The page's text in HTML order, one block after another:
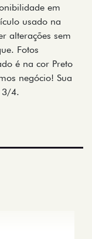
em
usado na
alterações sem
Fotos
é na cor Preto
negócio! Sua
3/4.